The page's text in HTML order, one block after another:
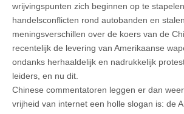
wrijvingspunten zich beginnen op te
handelsconflicten rond autobanden en
meningsverschillen over de koers van de
recentelijk de levering van Amerikaanse
ondanks herhaaldelijk en nadrukkelijk
leiders, en nu dit.
Chinese commentatoren leggen er dan
vrijheid van internet een holle slogan is: de